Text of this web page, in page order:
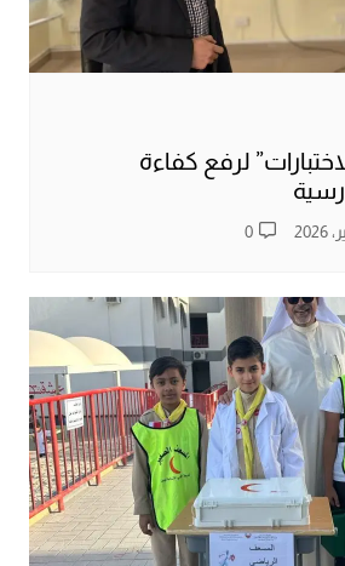
لرفع كفاءة
0